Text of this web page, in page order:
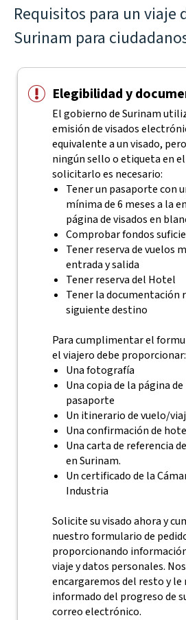
Requisitos para un viaje
Surinam para
Elegibilidad y
El gobierno de Surinam
emisión de visados
equivalente a un visado,
ningún sello o etiqueta en
solicitarlo es necesario:
Tener un pasaporte con
mínima de 6 meses a la
página de visados en
Comprobar fondos
Tener reserva de vuelos
entrada y salida
Tener reserva del Hotel
Tener la documentación
siguiente destino
Para cumplimentar el
el viajero debe proporcionar:
Una fotografía
Una copia de la página
pasaporte
Un itinerario de vuelo/
Una confirmación de
Una carta de referencia
en Surinam.
Un certificado de la
Industria
Solicite su visado ahora y
nuestro formulario de
proporcionando
viaje y datos personales.
encargaremos del resto y
informado del progreso de
correo electrónico.